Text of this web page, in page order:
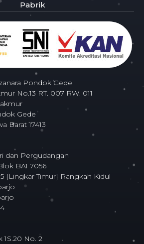
Pabrik
Pondok Gede
No.13 RT. 007 RW. 011
Gede
Barat 17413
dan Pergudangan
BA1 7056
{Lingkar Timur} Rangkah Kidul
1S.20 No. 2